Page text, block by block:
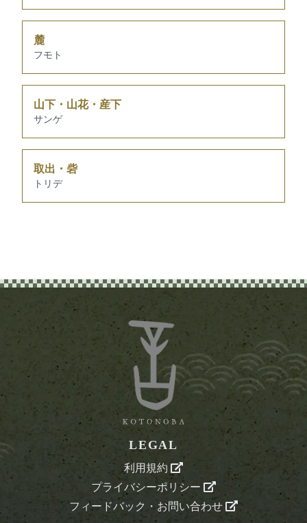
麓
フモト
山下・山花・産下
サンゲ
取出・砦
トリデ
LEGAL
利用規約
プライバシーポリシー
フィードバック・お問い合わせ